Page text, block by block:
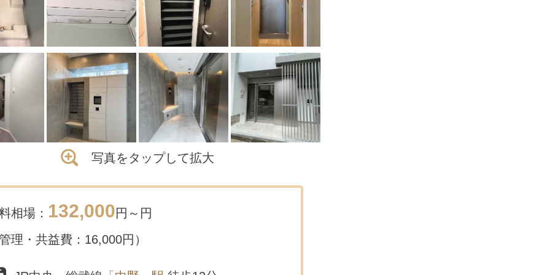
写真をタップして拡大
相場： 132,000円～ 円
理・共益費：16,000円）